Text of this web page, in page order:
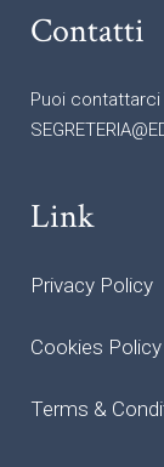
Contatti
Puoi
Link
Privacy Policy
Cookies Policy
Terms &